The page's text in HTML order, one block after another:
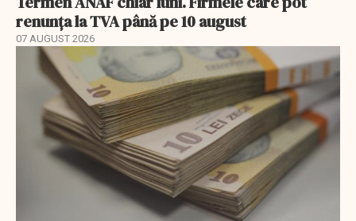
renunța la TVA până pe 10 august
07 AUGUST 2026